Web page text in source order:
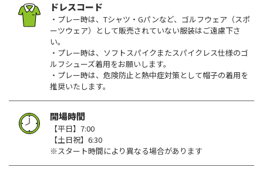
ドレスコード
・プレー時は、Tシャツ・Gパンなど、ゴルフウェア（スポ
ーツウェア）として販売されていない服装はご遠慮下さ
い。
・プレー時は、ソフトスパイクまたスパイクレス仕様のゴ
ルフシューズ着用をお願いします。
・プレー時は、危険防止と熱中症対策として帽子の着用を
推奨いたします。
開場時間
【平日】7:00
【土日祝】6:30
※スタート時間により異なる場合があります